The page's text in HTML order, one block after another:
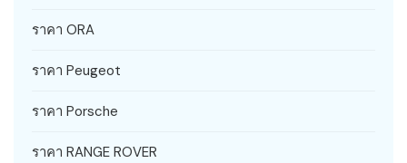
ราคา ORA
ราคา Peugeot
ราคา Porsche
ราคา RANGE ROVER